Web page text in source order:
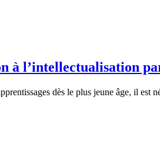
à l’intellectualisation
dès le plus jeune âge, il est